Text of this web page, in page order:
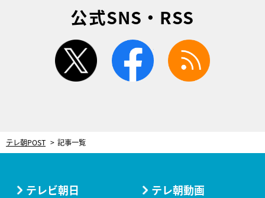
公式SNS・RSS
twitter facebook
テレ朝POST 記事一覧
テレビ朝日 テレ朝動画